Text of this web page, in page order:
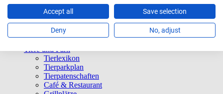
Besuch mit Beeinträchtigungen
Veranstaltungen
Tierparkordnung
Spenden
Barrierefreiheit
Tiere und Park
Tierlexikon
Tierparkplan
Tierpatenschaften
Café & Restaurant
Accept all Save selection
Deny No, adjust